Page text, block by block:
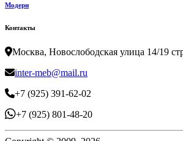
Модерн
Контакты
Москва, Новослободская улица 14/19
inter-meb@mail.ru
+7 (925) 391-62-02
+7 (925) 801-48-20